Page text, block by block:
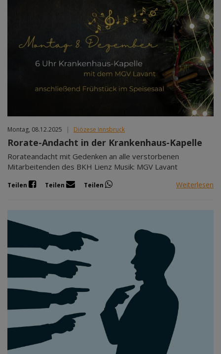
Montag, 08.12.2025 | Diözese Innsbruck
Rorate-Andacht in der Krankenhaus-Kapelle
Rorateandacht mit Gedenken an alle verstorbenen
Mitarbeitenden des BKH Lienz Musik: MGV Lavant
Teilen Teilen Teilen Weiterlesen